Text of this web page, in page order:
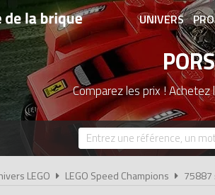
UNIVERS
Comparez les prix ! Achetez
LEGO LEGO Speed Champions 75887